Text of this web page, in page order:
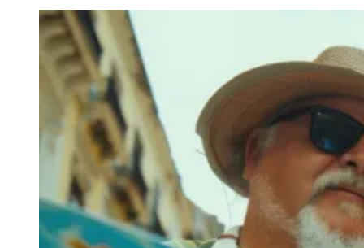
Paulistão, Brasileirão, Champions League e mais. Placar em tempo
real, classificação e notícias esportivas.
Acompanhar jogos
Newsletter Bom Dia Barueri
Entretenimento Completo
Resultados das Loterias
Esportes ao Vivo
Trânsito em Tempo Real
Clima e Previsão do Tempo
Vagas de Emprego
Portal Pet
Explore Barueri
Guia de Empresas
Publicidade Anuncie Aqui
Seguir 4min de leitura
Bahia registra alta no turismo e atrai
mais visitantes